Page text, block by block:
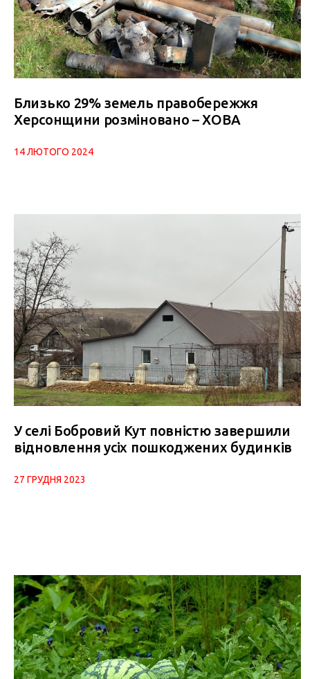
Близько 29% земель правобережжя
Херсонщини розміновано – ХОВА
14 ЛЮТОГО 2024
У селі Бобровий Кут повністю завершили
відновлення усіх пошкоджених будинків
27 ГРУДНЯ 2023